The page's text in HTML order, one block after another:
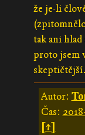
že je-li
tak ani
proto jsem
Autor:
Čas:
[↑]